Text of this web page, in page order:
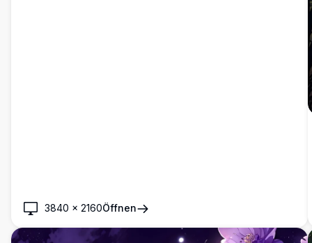
3840 × 2160Öffnen